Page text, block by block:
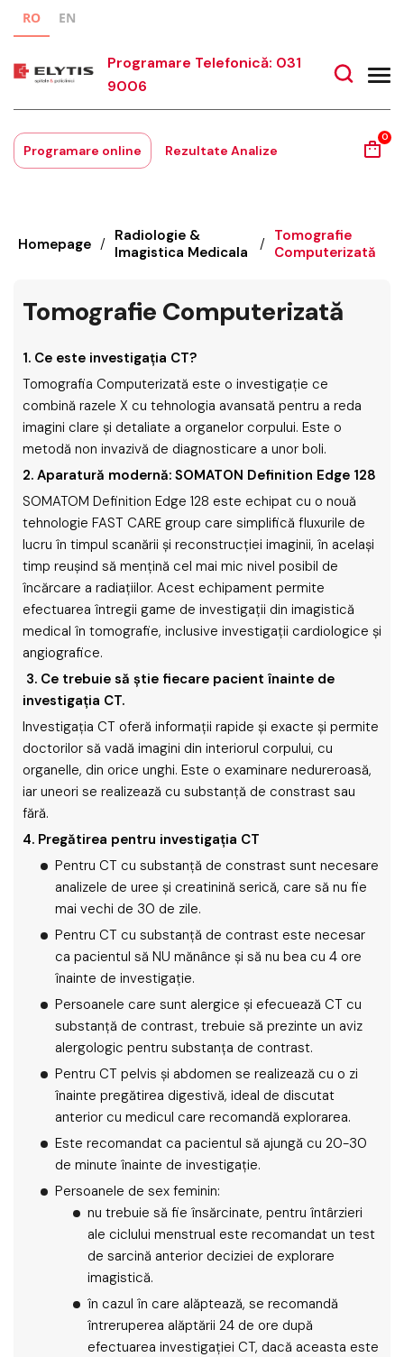
RO EN
Programare Telefonică: 031
9006
Programare online Rezultate Analize
0
Homepage / Radiologie &
Imagistica Medicala
/ Tomografie
Computerizată
Tomografie Computerizată
1. Ce este investigaţia CT?
Tomografia Computerizată este o investigaţie ce
combină razele X cu tehnologia avansată pentru a reda
imagini clare şi detaliate a organelor corpului. Este o
metodă non invazivă de diagnosticare a unor boli.
2. Aparatură modernă: SOMATON Definition Edge 128
SOMATOM Definition Edge 128 este echipat cu o nouă
tehnologie FAST CARE group care simplifică fluxurile de
lucru în timpul scanării și reconstrucției imaginii, în același
timp reușind să mențină cel mai mic nivel posibil de
încărcare a radiațiilor. Acest echipament permite
efectuarea întregii game de investigaţii din imagistică
medical în tomografie, inclusive investigaţii cardiologice şi
angiografice.
3. Ce trebuie să ştie fiecare pacient înainte de
investigaţia CT.
Investigaţia CT oferă informaţii rapide şi exacte şi permite
doctorilor să vadă imagini din interiorul corpului, cu
organelle, din orice unghi. Este o examinare nedureroasă,
iar uneori se realizează cu substanţă de constrast sau
fără.
4. Pregătirea pentru investigaţia CT
Pentru CT cu substanţă de constrast sunt necesare
analizele de uree şi creatinină serică, care să nu fie
mai vechi de 30 de zile.
Pentru CT cu substanţă de contrast este necesar
ca pacientul să NU mănânce şi să nu bea cu 4 ore
înainte de investigaţie.
Persoanele care sunt alergice şi efecuează CT cu
substanţă de contrast, trebuie să prezinte un aviz
alergologic pentru substanţa de contrast.
Pentru CT pelvis şi abdomen se realizează cu o zi
înainte pregătirea digestivă, ideal de discutat
anterior cu medicul care recomandă explorarea.
Este recomandat ca pacientul să ajungă cu 20-30
de minute înainte de investigaţie.
Persoanele de sex feminin:
nu trebuie să fie însărcinate, pentru întârzieri
ale ciclului menstrual este recomandat un test
de sarcină anterior deciziei de explorare
imagistică.
în cazul în care alăptează, se recomandă
întreruperea alăptării 24 de ore după
efectuarea investigaţiei CT, dacă aceasta este